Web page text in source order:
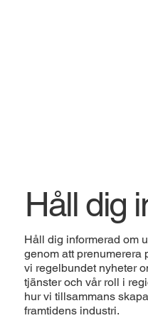
Håll dig
Håll dig informerad om
genom att prenumerera
vi regelbundet nyheter
tjänster och vår roll i
hur vi tillsammans
framtidens industri.